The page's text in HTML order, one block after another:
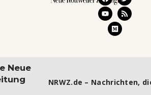
Neue
NRWZ.de – Nachrichten,